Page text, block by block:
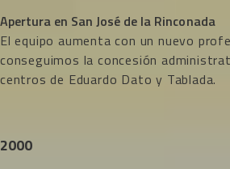
Apertura en San José de la Rinconada
El equipo aumenta con un nuevo
conseguimos la concesión
centros de Eduardo Dato y Tablada.
2000